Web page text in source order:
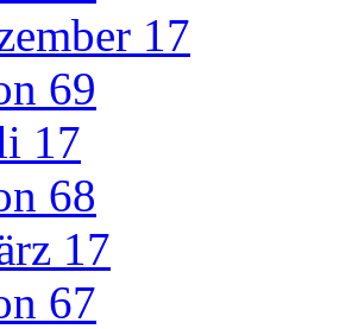
17
69
17
68
17
67